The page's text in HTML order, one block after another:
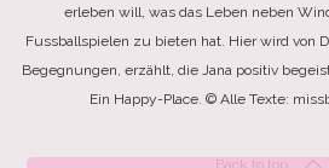
erleben will, was das Leben neben
Fussballspielen zu bieten hat. Hier wird von
Begegnungen, erzählt, die Jana positiv
Ein Happy-Place. © Alle Texte:
Back to top